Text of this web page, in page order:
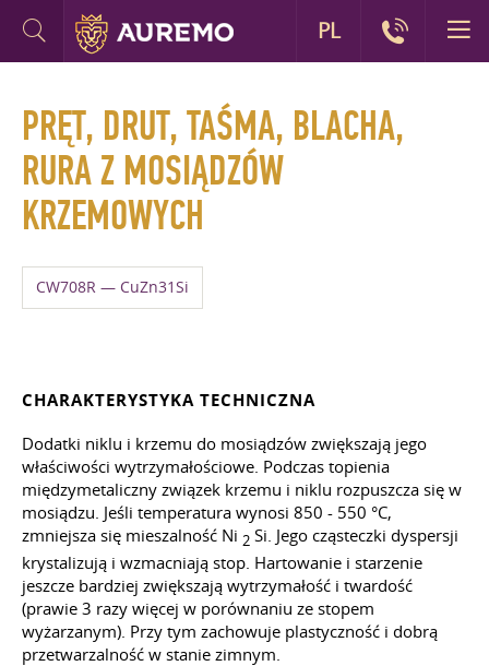
PRĘT, DRUT, TAŚMA, BLACHA,
RURA Z MOSIĄDZÓW
KRZEMOWYCH
CW708R — CuZn31Si
CHARAKTERYSTYKA TECHNICZNA
Dodatki niklu i krzemu do mosiądzów zwiększają jego
właściwości wytrzymałościowe. Podczas topienia
międzymetaliczny związek krzemu i niklu rozpuszcza się w
mosiądzu. Jeśli temperatura wynosi 850 - 550 °C,
zmniejsza się mieszalność Ni 2 Si. Jego cząsteczki dyspersji
krystalizują i wzmacniają stop. Hartowanie i starzenie
jeszcze bardziej zwiększają wytrzymałość i twardość
(prawie 3 razy więcej w porównaniu ze stopem
wyżarzanym). Przy tym zachowuje plastyczność i dobrą
przetwarzalność w stanie zimnym.
PL